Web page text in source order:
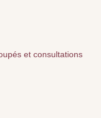
et consultations